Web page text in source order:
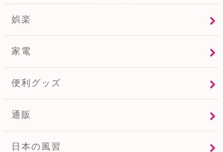
娯楽
家電
便利グッズ
通販
日本の風習